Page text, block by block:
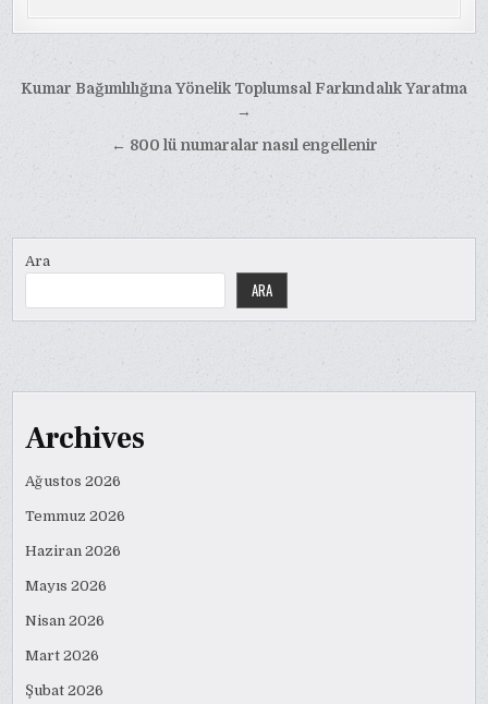
Yazı
Kumar Bağımlılığına Yönelik Toplumsal Farkındalık Yaratma
→
← 800 lü numaralar nasıl engellenir
Ara
ARA
Archives
Ağustos 2026
Temmuz 2026
Haziran 2026
Mayıs 2026
Nisan 2026
Mart 2026
Şubat 2026